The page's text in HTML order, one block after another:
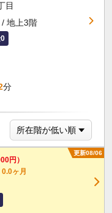
目
地上3階
分
更新08/06
円）
0.0ヶ月